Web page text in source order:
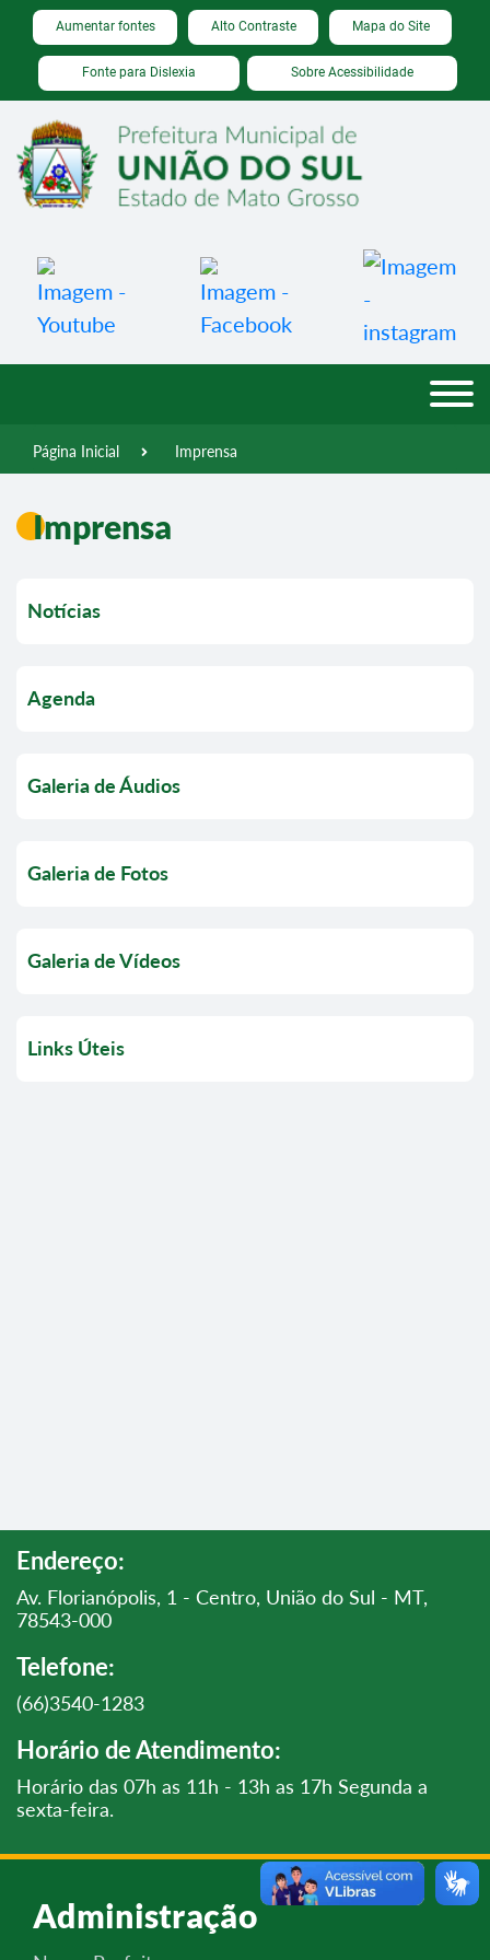
Seção de atalhos e links de acessibilidade
Ir para o conteúdo [alt+1]
Ir para o menu [alt+2]
Ir para a busca [alt+3]
Ir para o rodapé [alt+4]
Aumentar fontes Alto Contraste Mapa do Site
Fonte para Dislexia Sobre Acessibilidade
Página Inicial Imprensa
Imprensa
Notícias
Agenda
Galeria de Áudios
Galeria de Fotos
Galeria de Vídeos
Links Úteis
Endereço:
Av. Florianópolis, 1 - Centro, União do Sul - MT,
78543-000
Telefone:
(66)3540-1283
Horário de Atendimento:
Horário das 07h as 11h - 13h as 17h Segunda a
sexta-feira.
Administração